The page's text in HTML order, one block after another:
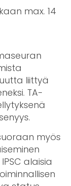
max. 14
liittyä
TA-
myös
alaisia